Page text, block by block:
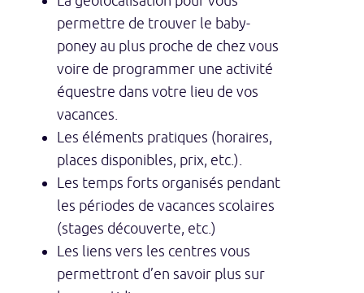
permettre de trouver le baby-
poney au plus proche de chez vous
voire de programmer une activité
équestre dans votre lieu de vos
vacances.
Les éléments pratiques (horaires,
places disponibles, prix, etc.).
Les temps forts organisés pendant
les périodes de vacances scolaires
(stages découverte, etc.)
Les liens vers les centres vous
permettront d’en savoir plus sur